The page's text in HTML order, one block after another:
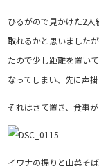
ひるがので見かけた2人
取れるかと思いました
たので少し距離を置い
なってしまい、先に声
それはさて置き、食事
イワナの握りと山菜そ